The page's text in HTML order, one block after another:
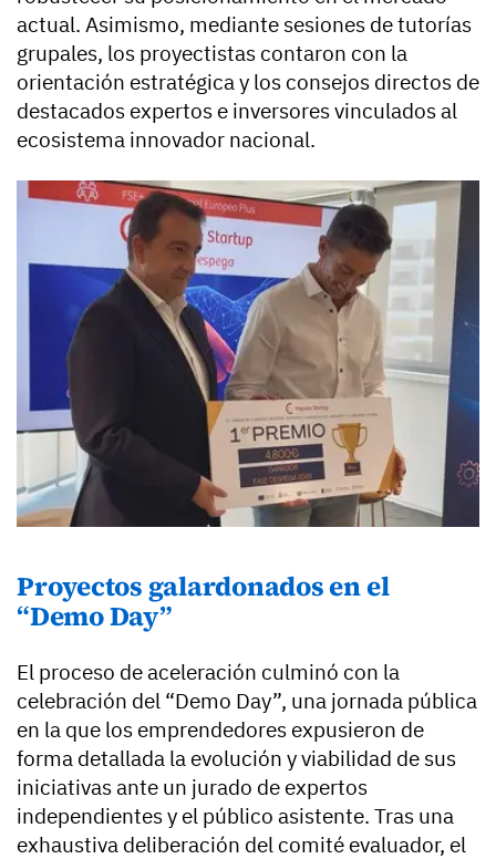
actual. Asimismo, mediante sesiones de tutorías
grupales, los proyectistas contaron con la
orientación estratégica y los consejos directos de
destacados expertos e inversores vinculados al
ecosistema innovador nacional.
Proyectos galardonados en el
“Demo Day”
El proceso de aceleración culminó con la
celebración del “Demo Day”, una jornada pública
en la que los emprendedores expusieron de
forma detallada la evolución y viabilidad de sus
iniciativas ante un jurado de expertos
independientes y el público asistente. Tras una
exhaustiva deliberación del comité evaluador, el